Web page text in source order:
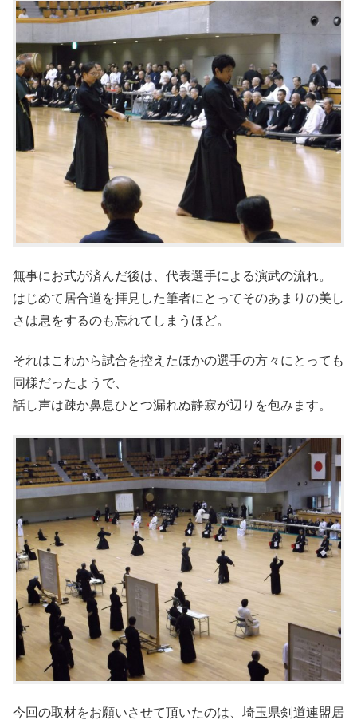
無事にお式が済んだ後は、代表選手による演武の流れ。
はじめて居合道を拝見した筆者にとってそのあまりの美し
さは息をするのも忘れてしまうほど。
それはこれから試合を控えたほかの選手の方々にとっても
同様だったようで、
話し声は疎か鼻息ひとつ漏れぬ静寂が辺りを包みます。
今回の取材をお願いさせて頂いたのは、埼玉県剣道連盟居